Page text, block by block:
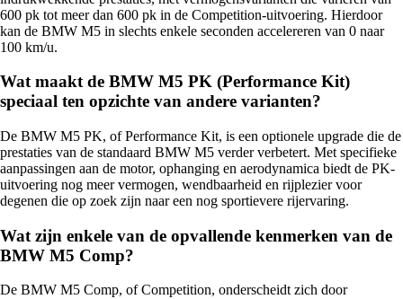
600 pk tot meer dan 600 pk in de Competition-uitvoering. Hierdoor
kan de BMW M5 in slechts enkele seconden accelereren van 0 naar
100 km/u.
Wat maakt de BMW M5 PK (Performance Kit)
speciaal ten opzichte van andere varianten?
De BMW M5 PK, of Performance Kit, is een optionele upgrade die de
prestaties van de standaard BMW M5 verder verbetert. Met specifieke
aanpassingen aan de motor, ophanging en aerodynamica biedt de PK-
uitvoering nog meer vermogen, wendbaarheid en rijplezier voor
degenen die op zoek zijn naar een nog sportievere rijervaring.
Wat zijn enkele van de opvallende kenmerken van de
BMW M5 Comp?
De BMW M5 Comp, of Competition, onderscheidt zich door